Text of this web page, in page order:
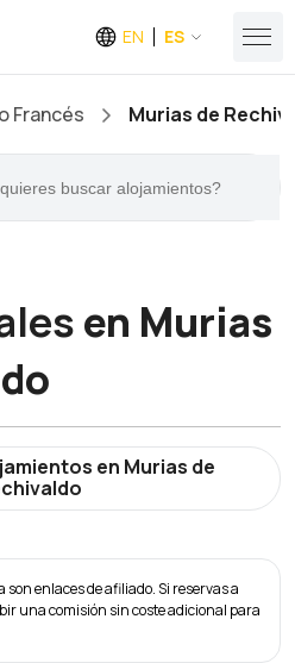
EN ES
Francés Murias de
en Murias
en Murias de
son enlaces de afiliado. Si reservas a
una comisión sin coste adicional para